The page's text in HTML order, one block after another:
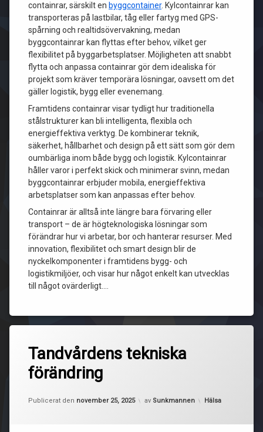
containrar, särskilt en byggcontainer. Kylcontainrar kan
transporteras på lastbilar, tåg eller fartyg med GPS-
spårning och realtidsövervakning, medan
byggcontainrar kan flyttas efter behov, vilket ger
flexibilitet på byggarbetsplatser. Möjligheten att snabbt
flytta och anpassa containrar gör dem idealiska för
projekt som kräver temporära lösningar, oavsett om det
gäller logistik, bygg eller evenemang.
Framtidens containrar visar tydligt hur traditionella
stålstrukturer kan bli intelligenta, flexibla och
energieffektiva verktyg. De kombinerar teknik,
säkerhet, hållbarhet och design på ett sätt som gör dem
oumbärliga inom både bygg och logistik. Kylcontainrar
håller varor i perfekt skick och minimerar svinn, medan
byggcontainrar erbjuder mobila, energieffektiva
arbetsplatser som kan anpassas efter behov.
Containrar är alltså inte längre bara förvaring eller
transport – de är högteknologiska lösningar som
förändrar hur vi arbetar, bor och hanterar resurser. Med
innovation, flexibilitet och smart design blir de
nyckelkomponenter i framtidens bygg- och
logistikmiljöer, och visar hur något enkelt kan utvecklas
till något ovärderligt.…
Tandvårdens tekniska
förändring
Publicerat den november 25, 2025
Uppdaterad den december 17, 2025
av Sunkmannen Kategorier:
Hälsa